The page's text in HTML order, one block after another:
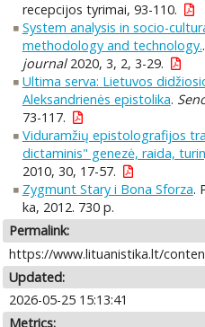
recepcijos tyrimai, 93-110.
System analysis in socio-
methodology and technology..
journal2020, 3, 2, 3-29.
Ultima serva: Lietuvos
Aleksandrienės epistolika.
73-117.
Viduramžių epistolografijos
dictaminis" genezė, raida,
2010, 30, 17-57.
Zygmunt Stary i Bona Sforza.
ka, 2012. 730 p.
Permalink:
https://www.lituanistika.lt/
Updated:
2026-05-25 15:13:41
Metrics: